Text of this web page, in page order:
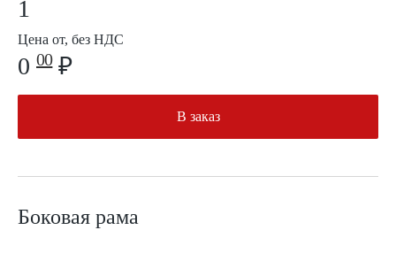
1
Цена от, без НДС
0 00₽
В заказ
Боковая рама